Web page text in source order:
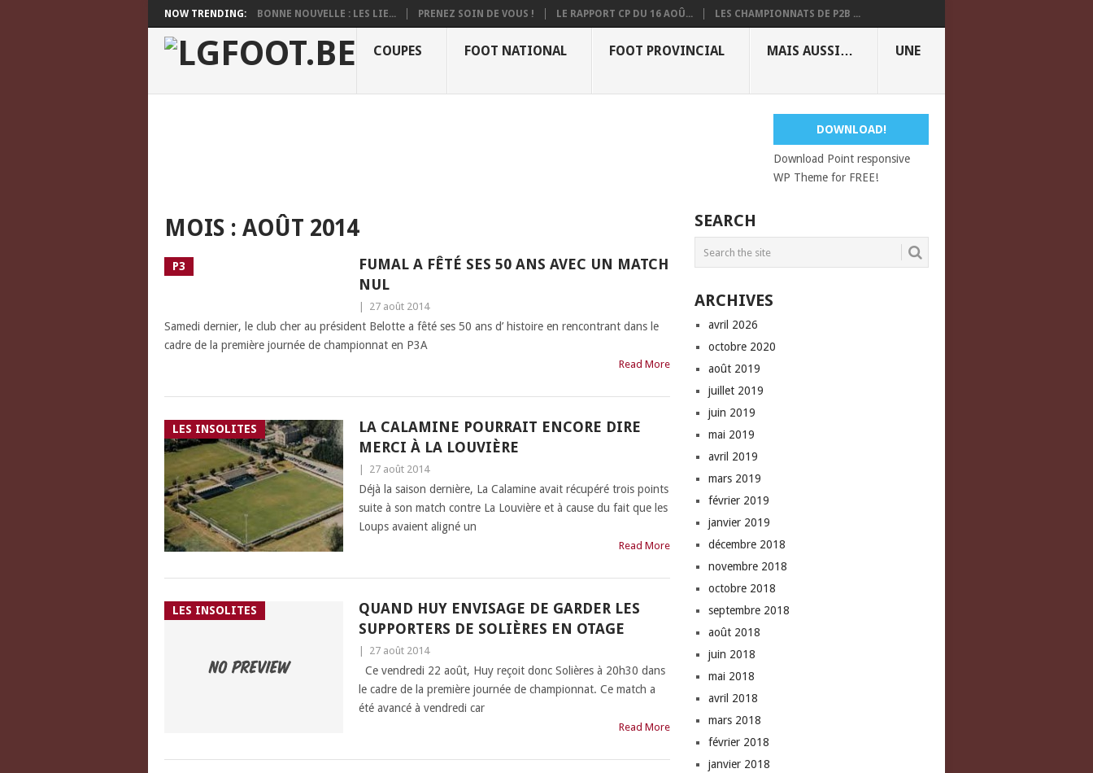
NOW TRENDING: BONNE NOUVELLE : LES LIE... PRENEZ SOIN DE VOUS ! LE RAPPORT CP DU 16 AOÛ... LES CHAMPIONNATS DE P2B ...
COUPES FOOT NATIONAL FOOT PROVINCIAL MAIS AUSSI… UNE
DOWNLOAD!
Download Point responsive
WP Theme for FREE!
MOIS : AOÛT 2014
P3
FUMAL A FÊTÉ SES 50 ANS AVEC UN MATCH
NUL
27 août 2014
Samedi dernier, le club cher au président Belotte a fêté ses 50 ans d’ histoire en rencontrant dans le
cadre de la première journée de championnat en P3A
Read More
LES INSOLITES
LA CALAMINE POURRAIT ENCORE DIRE
MERCI À LA LOUVIÈRE
27 août 2014
Déjà la saison dernière, La Calamine avait récupéré trois points
suite à son match contre La Louvière et à cause du fait que les
Loups avaient aligné un
Read More
LES INSOLITES
QUAND HUY ENVISAGE DE GARDER LES
SUPPORTERS DE SOLIÈRES EN OTAGE
27 août 2014
Ce vendredi 22 août, Huy reçoit donc Solières à 20h30 dans
le cadre de la première journée de championnat. Ce match a
été avancé à vendredi car
Read More
SEARCH
ARCHIVES
avril 2026
octobre 2020
août 2019
juillet 2019
juin 2019
mai 2019
avril 2019
mars 2019
février 2019
janvier 2019
décembre 2018
novembre 2018
octobre 2018
septembre 2018
août 2018
juin 2018
mai 2018
avril 2018
mars 2018
février 2018
janvier 2018